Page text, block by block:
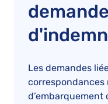
demande
Les demandes
correspondances
d’embarquement